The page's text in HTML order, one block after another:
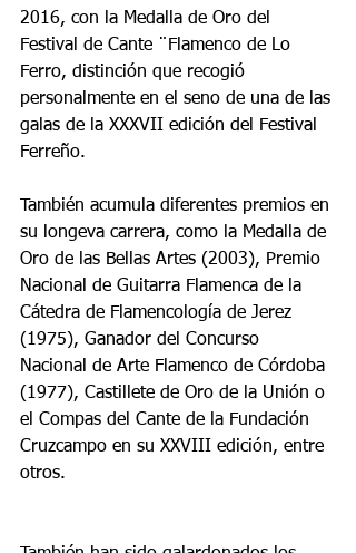
2016, con la Medalla de Oro del
Festival de Cante ¨Flamenco de Lo
Ferro, distinción que recogió
personalmente en el seno de una de las
galas de la XXXVII edición del Festival
Ferreño.
También acumula diferentes premios en
su longeva carrera, como la Medalla de
Oro de las Bellas Artes (2003), Premio
Nacional de Guitarra Flamenca de la
Cátedra de Flamencología de Jerez
(1975), Ganador del Concurso
Nacional de Arte Flamenco de Córdoba
(1977), Castillete de Oro de la Unión o
el Compas del Cante de la Fundación
Cruzcampo en su XXVIII edición, entre
otros.